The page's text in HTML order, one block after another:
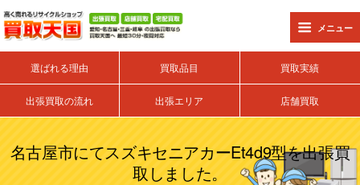
メニュー
選ばれる理由 買取品目 買取実績
出張買取の流れ 出張エリア 店舗買取
名古屋市にてスズキセニアカーet4d9型を出張買
取しました。